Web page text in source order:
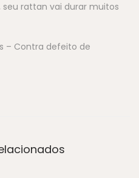
seu rattan vai durar muitos
– Contra defeito de